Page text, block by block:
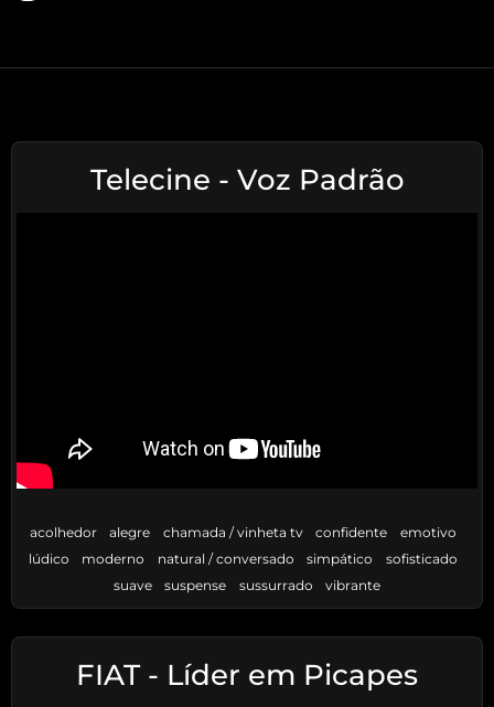
Telecine - Voz Padrão
acolhedor alegre chamada / vinheta tv confidente
emotivo
lúdico
moderno natural / conversado simpático
sofisticado
suave
suspense sussurrado vibrante
FIAT - Líder em Picapes